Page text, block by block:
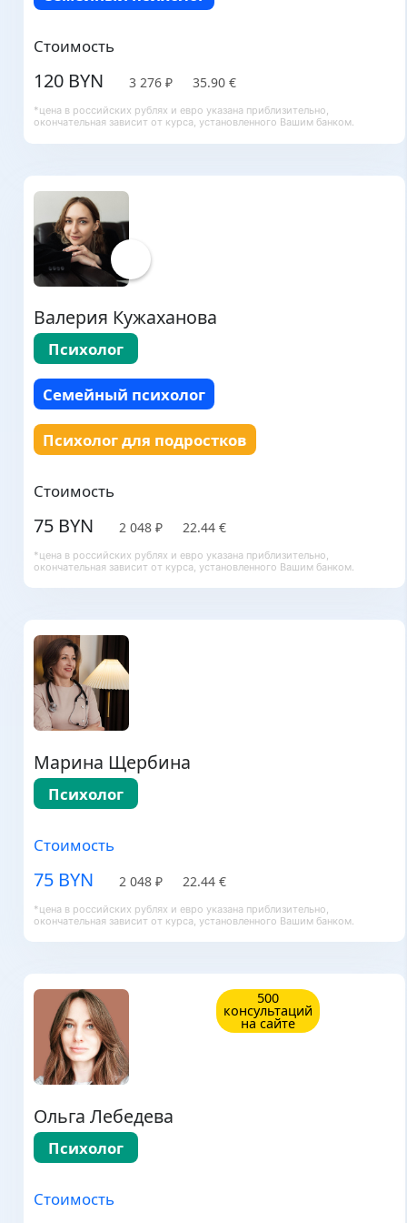
Стоимость
120 BYN 3 276 ₽ 35.90 €
*цена в российских рублях и евро указана приблизительно,
окончательная зависит от курса, установленного Вашим банком.
Валерия Кужаханова
Психолог
Семейный психолог
Психолог для подростков
Стоимость
75 BYN 2 048 ₽ 22.44 €
*цена в российских рублях и евро указана приблизительно,
окончательная зависит от курса, установленного Вашим банком.
Марина Щербина
Психолог
Стоимость
75 BYN 2 048 ₽ 22.44 €
*цена в российских рублях и евро указана приблизительно,
окончательная зависит от курса, установленного Вашим банком.
500
консультаций
на сайте
Ольга Лебедева
Психолог
Стоимость